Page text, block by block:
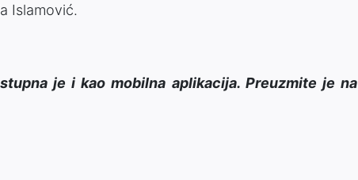
Islamović.
je i kao mobilna aplikacija. Preuzmite je na